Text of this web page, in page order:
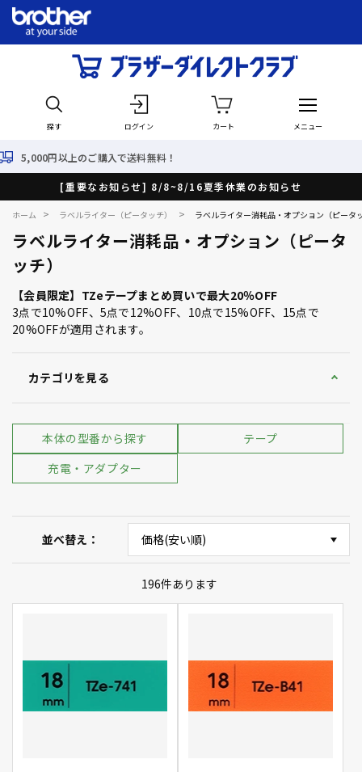
探す ログイン カート メニュー
送料無料！
[重要なお知らせ] 8/8~8/16夏季休業のお知らせ
ホーム > ラベルライター（ピータッチ） > ラベルライター消耗品・オプション（ピータ
ラベルライター消耗品・オプション（ピータ
ッチ）
【会員限定】TZeテープまとめ買いで最大20％OFF
3点で10%OFF、5点で12%OFF、10点で15%OFF、15点で
20%OFFが適用されます。
カテゴリを見る
本体の型番から探す
テープ
充電・アダプター
並べ替え
196件あります